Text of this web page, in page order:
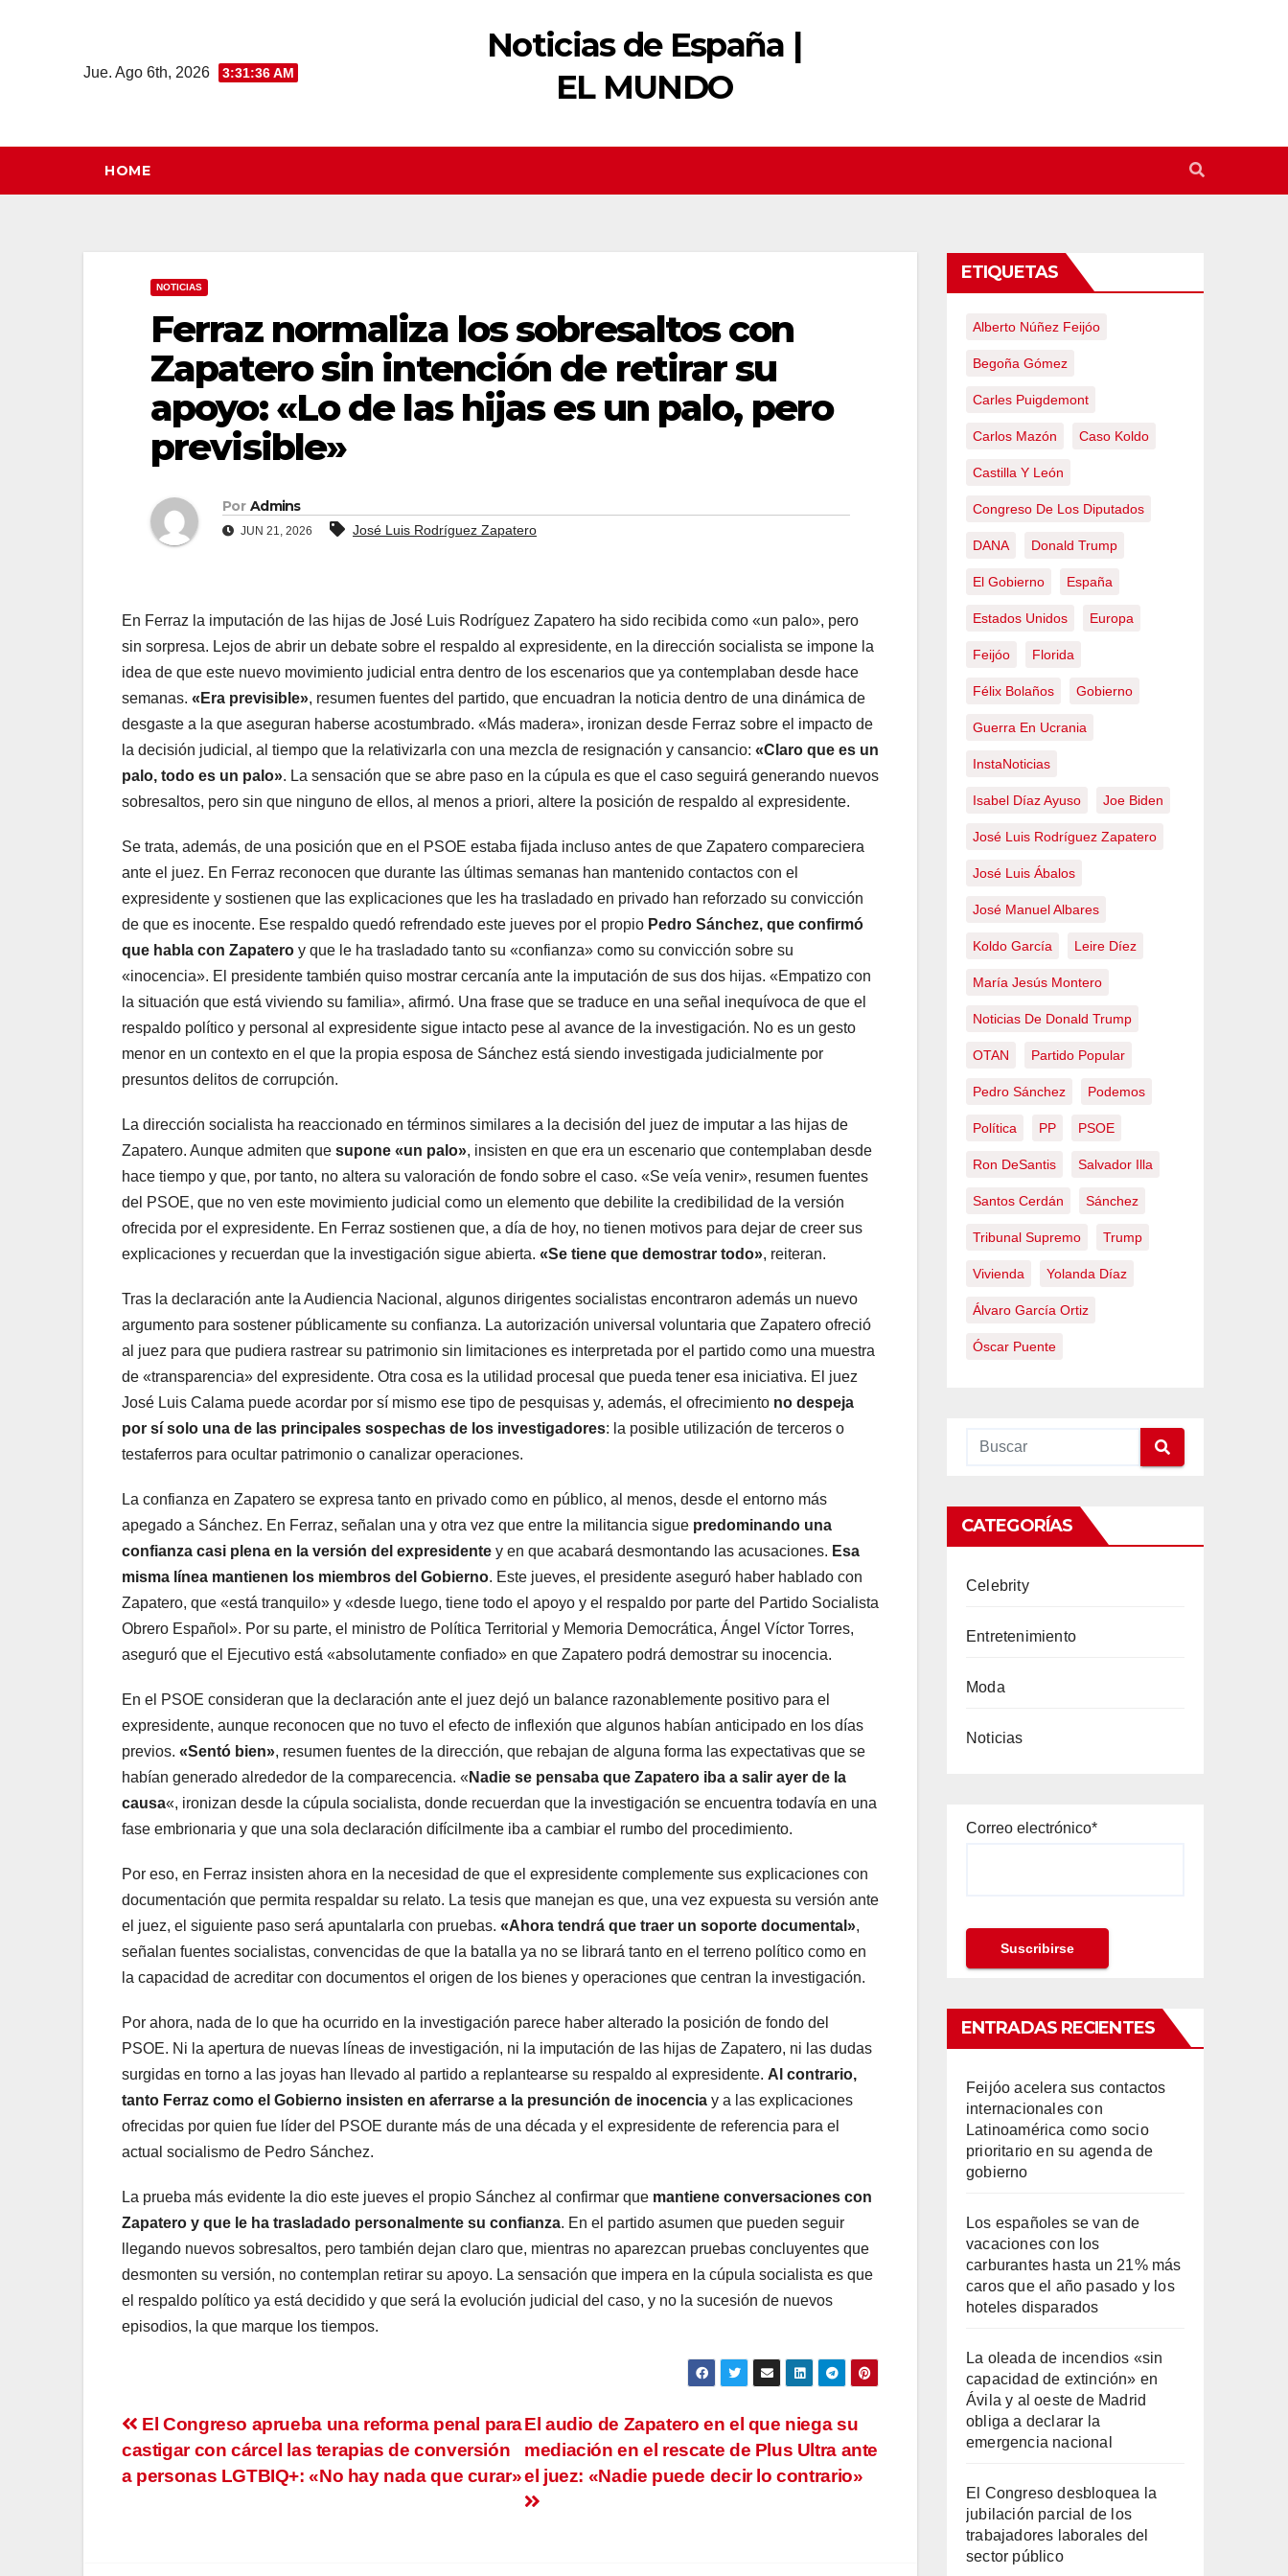
Jue. Ago 6th, 2026 3:31:37 AM
Noticias de España |
EL MUNDO
HOME
NOTICIAS
Ferraz normaliza los sobresaltos con
Zapatero sin intención de retirar su
apoyo: «Lo de las hijas es un palo, pero
previsible»
Por Admins
JUN 21, 2026 José Luis Rodríguez Zapatero
En Ferraz la imputación de las hijas de José Luis Rodríguez Zapatero ha sido recibida como «un palo», pero
sin sorpresa. Lejos de abrir un debate sobre el respaldo al expresidente, en la dirección socialista se impone la
idea de que este nuevo movimiento judicial entra dentro de los escenarios que ya contemplaban desde hace
semanas. «Era previsible», resumen fuentes del partido, que encuadran la noticia dentro de una dinámica de
desgaste a la que aseguran haberse acostumbrado. «Más madera», ironizan desde Ferraz sobre el impacto de
la decisión judicial, al tiempo que la relativizarla con una mezcla de resignación y cansancio: «Claro que es un
palo, todo es un palo». La sensación que se abre paso en la cúpula es que el caso seguirá generando nuevos
sobresaltos, pero sin que ninguno de ellos, al menos a priori, altere la posición de respaldo al expresidente.
Se trata, además, de una posición que en el PSOE estaba fijada incluso antes de que Zapatero compareciera
ante el juez. En Ferraz reconocen que durante las últimas semanas han mantenido contactos con el
expresidente y sostienen que las explicaciones que les ha trasladado en privado han reforzado su convicción
de que es inocente. Ese respaldo quedó refrendado este jueves por el propio Pedro Sánchez, que confirmó
que habla con Zapatero y que le ha trasladado tanto su «confianza» como su convicción sobre su
«inocencia». El presidente también quiso mostrar cercanía ante la imputación de sus dos hijas. «Empatizo con
la situación que está viviendo su familia», afirmó. Una frase que se traduce en una señal inequívoca de que el
respaldo político y personal al expresidente sigue intacto pese al avance de la investigación. No es un gesto
menor en un contexto en el que la propia esposa de Sánchez está siendo investigada judicialmente por
presuntos delitos de corrupción.
La dirección socialista ha reaccionado en términos similares a la decisión del juez de imputar a las hijas de
Zapatero. Aunque admiten que supone «un palo», insisten en que era un escenario que contemplaban desde
hace tiempo y que, por tanto, no altera su valoración de fondo sobre el caso. «Se veía venir», resumen fuentes
del PSOE, que no ven este movimiento judicial como un elemento que debilite la credibilidad de la versión
ofrecida por el expresidente. En Ferraz sostienen que, a día de hoy, no tienen motivos para dejar de creer sus
explicaciones y recuerdan que la investigación sigue abierta. «Se tiene que demostrar todo», reiteran.
Tras la declaración ante la Audiencia Nacional, algunos dirigentes socialistas encontraron además un nuevo
argumento para sostener públicamente su confianza. La autorización universal voluntaria que Zapatero ofreció
al juez para que pudiera rastrear su patrimonio sin limitaciones es interpretada por el partido como una muestra
de «transparencia» del expresidente. Otra cosa es la utilidad procesal que pueda tener esa iniciativa. El juez
José Luis Calama puede acordar por sí mismo ese tipo de pesquisas y, además, el ofrecimiento no despeja
por sí solo una de las principales sospechas de los investigadores: la posible utilización de terceros o
testaferros para ocultar patrimonio o canalizar operaciones.
La confianza en Zapatero se expresa tanto en privado como en público, al menos, desde el entorno más
apegado a Sánchez. En Ferraz, señalan una y otra vez que entre la militancia sigue predominando una
confianza casi plena en la versión del expresidente y en que acabará desmontando las acusaciones. Esa
misma línea mantienen los miembros del Gobierno. Este jueves, el presidente aseguró haber hablado con
Zapatero, que «está tranquilo» y «desde luego, tiene todo el apoyo y el respaldo por parte del Partido Socialista
Obrero Español». Por su parte, el ministro de Política Territorial y Memoria Democrática, Ángel Víctor Torres,
aseguró que el Ejecutivo está «absolutamente confiado» en que Zapatero podrá demostrar su inocencia.
En el PSOE consideran que la declaración ante el juez dejó un balance razonablemente positivo para el
expresidente, aunque reconocen que no tuvo el efecto de inflexión que algunos habían anticipado en los días
previos. «Sentó bien», resumen fuentes de la dirección, que rebajan de alguna forma las expectativas que se
habían generado alrededor de la comparecencia. « Nadie se pensaba que Zapatero iba a salir ayer de la
causa«, ironizan desde la cúpula socialista, donde recuerdan que la investigación se encuentra todavía en una
fase embrionaria y que una sola declaración difícilmente iba a cambiar el rumbo del procedimiento.
Por eso, en Ferraz insisten ahora en la necesidad de que el expresidente complemente sus explicaciones con
documentación que permita respaldar su relato. La tesis que manejan es que, una vez expuesta su versión ante
el juez, el siguiente paso será apuntalarla con pruebas. «Ahora tendrá que traer un soporte documental»,
señalan fuentes socialistas, convencidas de que la batalla ya no se librará tanto en el terreno político como en
la capacidad de acreditar con documentos el origen de los bienes y operaciones que centran la investigación.
Por ahora, nada de lo que ha ocurrido en la investigación parece haber alterado la posición de fondo del
PSOE. Ni la apertura de nuevas líneas de investigación, ni la imputación de las hijas de Zapatero, ni las dudas
surgidas en torno a las joyas han llevado al partido a replantearse su respaldo al expresidente. Al contrario,
tanto Ferraz como el Gobierno insisten en aferrarse a la presunción de inocencia y a las explicaciones
ofrecidas por quien fue líder del PSOE durante más de una década y el expresidente de referencia para el
actual socialismo de Pedro Sánchez.
La prueba más evidente la dio este jueves el propio Sánchez al confirmar que mantiene conversaciones con
Zapatero y que le ha trasladado personalmente su confianza. En el partido asumen que pueden seguir
llegando nuevos sobresaltos, pero también dejan claro que, mientras no aparezcan pruebas concluyentes que
desmonten su versión, no contemplan retirar su apoyo. La sensación que impera en la cúpula socialista es que
el respaldo político ya está decidido y que será la evolución judicial del caso, y no la sucesión de nuevos
episodios, la que marque los tiempos.
Navegación
de
El audio de Zapatero en el que niega su
mediación en el rescate de Plus Ultra ante
el juez: «Nadie puede decir lo contrario»
El Congreso aprueba una reforma penal para
castigar con cárcel las terapias de conversión
a personas LGTBIQ+: «No hay nada que curar»
ETIQUETAS
Alberto Núñez Feijóo
Begoña Gómez
Carles Puigdemont
Carlos Mazón Caso Koldo
Castilla Y León
Congreso De Los Diputados
DANA Donald Trump
El Gobierno España
Estados Unidos Europa
Feijóo Florida
Félix Bolaños Gobierno
Guerra En Ucrania
InstaNoticias
Isabel Díaz Ayuso Joe Biden
José Luis Rodríguez Zapatero
José Luis Ábalos
José Manuel Albares
Koldo García Leire Díez
María Jesús Montero
Noticias De Donald Trump
OTAN Partido Popular
Pedro Sánchez Podemos
Política PP PSOE
Ron DeSantis Salvador Illa
Santos Cerdán Sánchez
Tribunal Supremo Trump
Vivienda Yolanda Díaz
Álvaro García Ortiz
Óscar Puente
CATEGORÍAS
Celebrity
Entretenimiento
Moda
Noticias
Correo electrónico*
ENTRADAS RECIENTES
Feijóo acelera sus contactos
internacionales con
Latinoamérica como socio
prioritario en su agenda de
gobierno
Los españoles se van de
vacaciones con los
carburantes hasta un 21% más
caros que el año pasado y los
hoteles disparados
La oleada de incendios «sin
capacidad de extinción» en
Ávila y al oeste de Madrid
obliga a declarar la
emergencia nacional
El Congreso desbloquea la
jubilación parcial de los
trabajadores laborales del
sector público